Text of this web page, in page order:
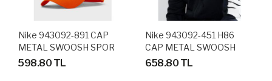
Nike 943092-891 CAP
METAL SWOOSH SPOR
ŞAPKA
598.80 TL
Nike 943092-451 H86
CAP METAL SWOOSH
SPOR ŞAPKA
658.80 TL